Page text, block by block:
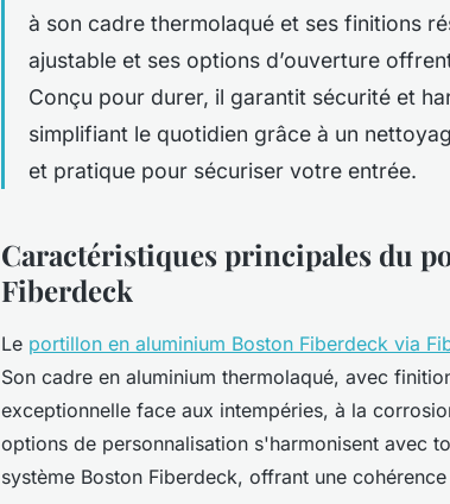
à son cadre thermolaqué et ses finitions
ajustable et ses options d’ouverture
Conçu pour durer, il garantit sécurité et
simplifiant le quotidien grâce à un
et pratique pour sécuriser votre entrée.
Caractéristiques principales du
Fiberdeck
Le portillon en aluminium Boston Fiberdeck via
Son cadre en aluminium thermolaqué, avec
exceptionnelle face aux intempéries, à la
options de personnalisation s'harmonisent avec
système Boston Fiberdeck, offrant une